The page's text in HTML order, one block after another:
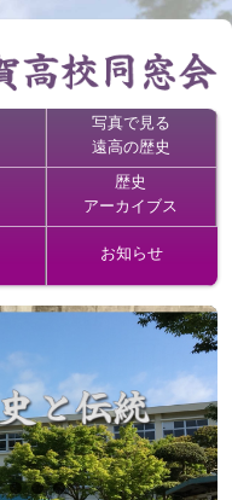
写真で見る
遠高の歴史
歴史
アーカイブス
お知らせ